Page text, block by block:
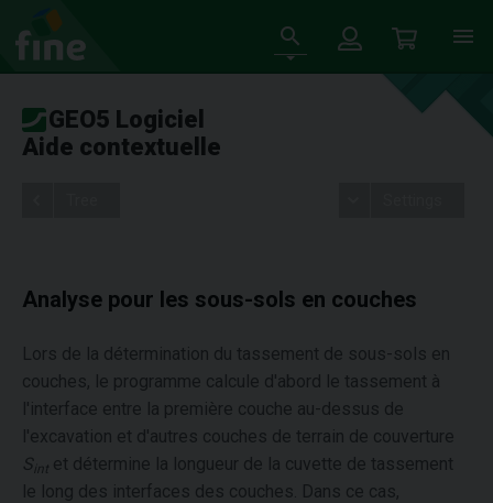
GEO5 Logiciel
Aide contextuelle
Analyse pour les sous-sols en couches
Lors de la détermination du tassement de sous-sols en
couches, le programme calcule d'abord le tassement à
l'interface entre la première couche au-dessus de
l'excavation et d'autres couches de terrain de couverture
Sint et détermine la longueur de la cuvette de tassement
le long des interfaces des couches. Dans ce cas,